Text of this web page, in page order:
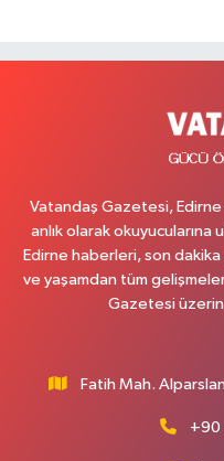
Vatandaş Gazetesi,
anlık olarak
Edirne haberleri, son
ve yaşamdan tüm
Gazetesi
Fatih Mah.
+90